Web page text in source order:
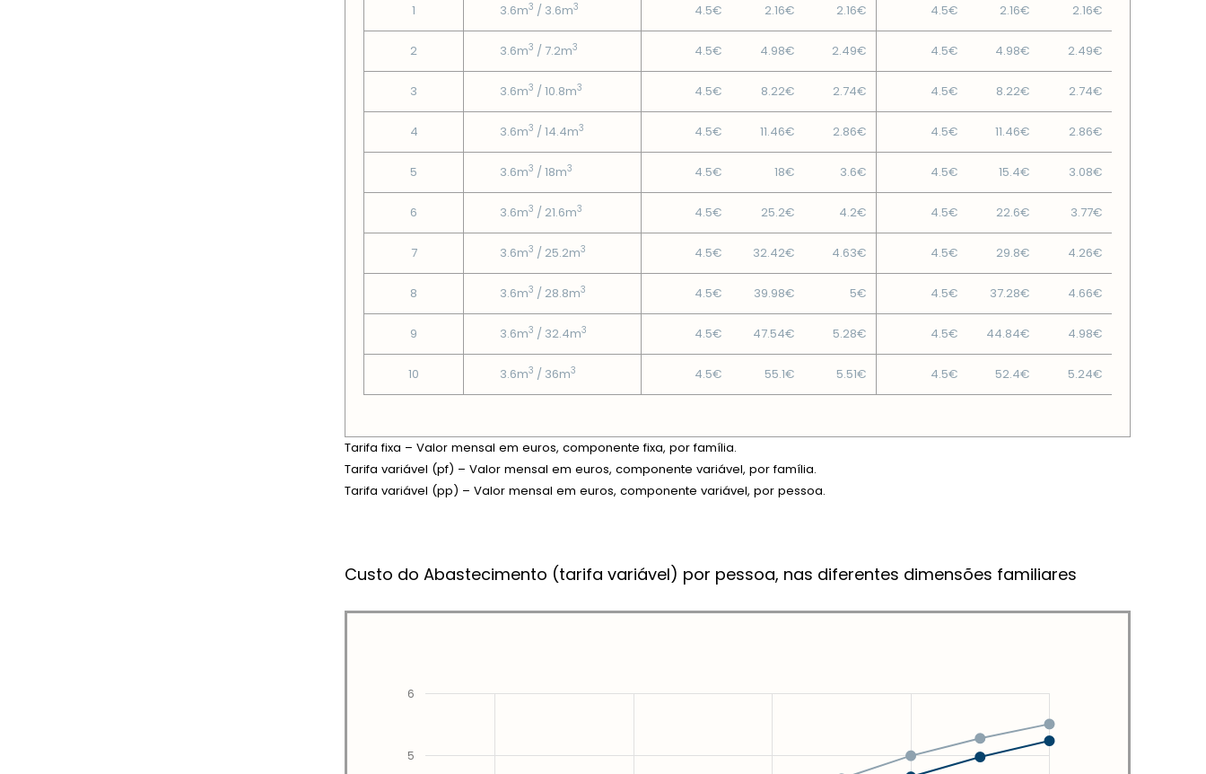
1 3.6m3 / 3.6m3 4.5€ 2.16€ 2.16€ 4.5€ 2.16€ 2.16€
2 3.6m3 / 7.2m3 4.5€ 4.98€ 2.49€ 4.5€ 4.98€ 2.49€
3 3.6m3 / 10.8m3 4.5€ 8.22€ 2.74€ 4.5€ 8.22€ 2.74€
4 3.6m3 / 14.4m3 4.5€ 11.46€ 2.86€ 4.5€ 11.46€ 2.86€
5 3.6m3 / 18m3 4.5€ 18€ 3.6€ 4.5€ 15.4€ 3.08€
6 3.6m3 / 21.6m3 4.5€ 25.2€ 4.2€ 4.5€ 22.6€ 3.77€
7 3.6m3 / 25.2m3 4.5€ 32.42€ 4.63€ 4.5€ 29.8€ 4.26€
8 3.6m3 / 28.8m3 4.5€ 39.98€ 5€ 4.5€ 37.28€ 4.66€
9 3.6m3 / 32.4m3 4.5€ 47.54€ 5.28€ 4.5€ 44.84€ 4.98€
10 3.6m3 / 36m3 4.5€ 55.1€ 5.51€ 4.5€ 52.4€ 5.24€
Tarifa fixa – Valor mensal em euros, componente fixa, por família.
Tarifa variável (pf) – Valor mensal em euros, componente variável, por família.
Tarifa variável (pp) – Valor mensal em euros, componente variável, por pessoa.
Custo do Abastecimento (tarifa variável) por pessoa, nas diferentes dimensões familiares
5
6